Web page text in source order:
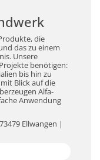
die
das zu einem
Unsere
benötigen:
bis hin zu
Blick auf die
Alfa-
Anwendung
Ellwangen |